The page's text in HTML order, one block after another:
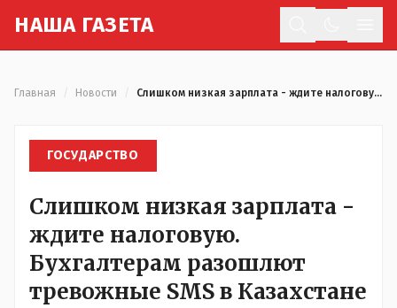
НАША ГАЗЕТА
Главная Новости Слишком низкая зарплата - ждите налоговую. Бухгалтерам разошлют тревожные SMS в Казахстане
ГОСУДАРСТВО
Слишком низкая зарплата -
ждите налоговую.
Бухгалтерам разошлют
тревожные SMS в Казахстане